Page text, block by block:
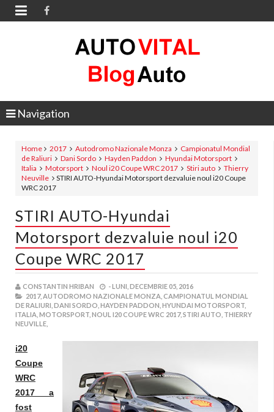

Navigation
Home 2017 Autodromo Nazionale Monza
Campionatul Mondial
de Raliuri
Dani Sordo Hayden Paddon
Hyundai Motorsport
Italia
Motorsport Noul i20 Coupe WRC 2017 Stiri auto
Thierry
Neuville
STIRI AUTO-Hyundai Motorsport dezvaluie noul i20 Coupe
WRC 2017
STIRI AUTO-Hyundai
Motorsport dezvaluie noul i20
Coupe WRC 2017
CONSTANTIN HRIBAN -LUNI, DECEMBRIE 05, 2016
2017, AUTODROMO NAZIONALE MONZA, CAMPIONATUL MONDIAL
DE RALIURI, DANI SORDO, HAYDEN PADDON, HYUNDAI MOTORSPORT,
ITALIA, MOTORSPORT, NOUL I20 COUPE WRC 2017, STIRI AUTO, THIERRY
NEUVILLE,
i20
Coupe
WRC
2017 a
fost